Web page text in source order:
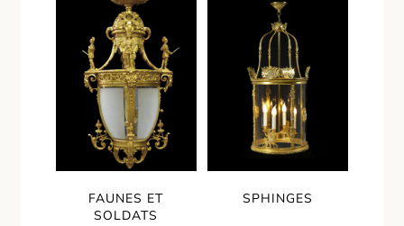
FAUNES ET
SOLDATS
SPHINGES